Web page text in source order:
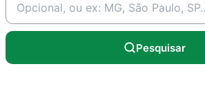
Pesquisar